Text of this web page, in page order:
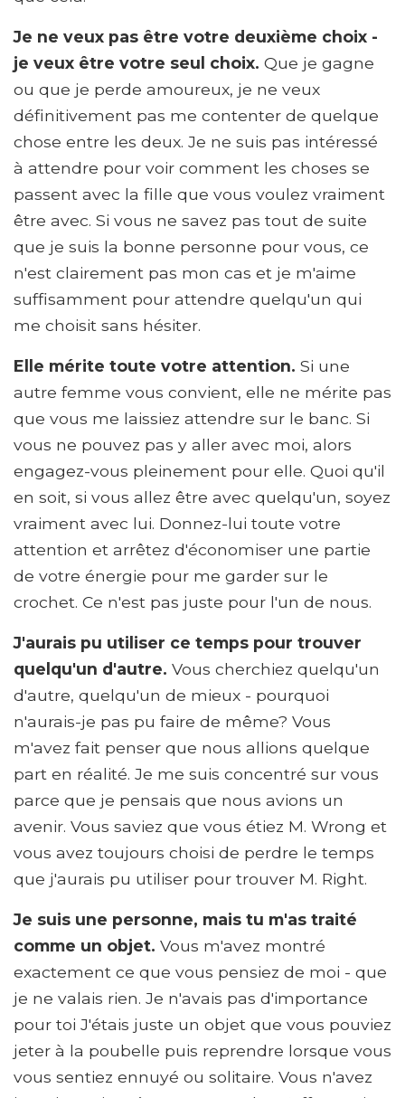
Je ne veux pas être votre deuxième choix -
je veux être votre seul choix. Que je gagne
ou que je perde amoureux, je ne veux
définitivement pas me contenter de quelque
chose entre les deux. Je ne suis pas intéressé
à attendre pour voir comment les choses se
passent avec la fille que vous voulez vraiment
être avec. Si vous ne savez pas tout de suite
que je suis la bonne personne pour vous, ce
n'est clairement pas mon cas et je m'aime
suffisamment pour attendre quelqu'un qui
me choisit sans hésiter.
Elle mérite toute votre attention. Si une
autre femme vous convient, elle ne mérite pas
que vous me laissiez attendre sur le banc. Si
vous ne pouvez pas y aller avec moi, alors
engagez-vous pleinement pour elle. Quoi qu'il
en soit, si vous allez être avec quelqu'un, soyez
vraiment avec lui. Donnez-lui toute votre
attention et arrêtez d'économiser une partie
de votre énergie pour me garder sur le
crochet. Ce n'est pas juste pour l'un de nous.
J'aurais pu utiliser ce temps pour trouver
quelqu'un d'autre. Vous cherchiez quelqu'un
d'autre, quelqu'un de mieux - pourquoi
n'aurais-je pas pu faire de même? Vous
m'avez fait penser que nous allions quelque
part en réalité. Je me suis concentré sur vous
parce que je pensais que nous avions un
avenir. Vous saviez que vous étiez M. Wrong et
vous avez toujours choisi de perdre le temps
que j'aurais pu utiliser pour trouver M. Right.
Je suis une personne, mais tu m'as traité
comme un objet. Vous m'avez montré
exactement ce que vous pensiez de moi - que
je ne valais rien. Je n'avais pas d'importance
pour toi J'étais juste un objet que vous pouviez
jeter à la poubelle puis reprendre lorsque vous
vous sentiez ennuyé ou solitaire. Vous n'avez